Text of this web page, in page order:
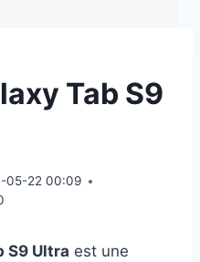
Tab S9
05-22 00:09
S9 Ultra est une